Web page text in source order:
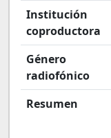
Institución
coproductora
Género
radiofónico
Resumen